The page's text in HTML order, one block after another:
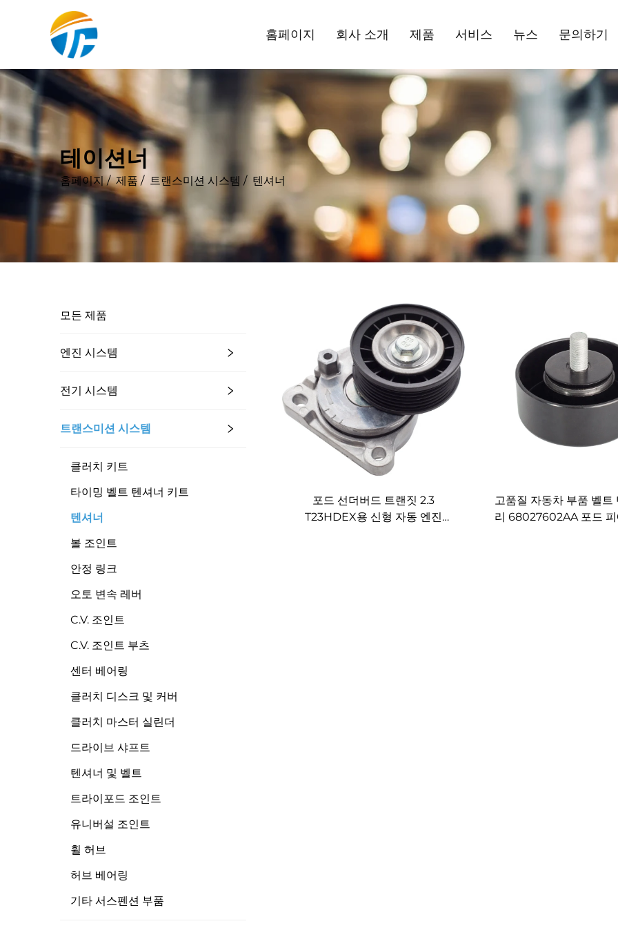
홈페이지 회사 소개 제품 서비스 뉴스 문의하기
테이션너
홈페이지/제품 / 트랜스미션 시스템 / 텐셔너
모든 제품
엔진 시스템
전기 시스템
트랜스미션 시스템
클러치 키트
타이밍 벨트 텐셔너 키트
텐셔너
볼 조인트
안정 링크
오토 변속 레버
C.V. 조인트
C.V. 조인트 부츠
센터 베어링
클러치 디스크 및 커버
클러치 마스터 실린더
드라이브 샤프트
텐셔너 및 벨트
트라이포드 조인트
유니버설 조인트
휠 허브
허브 베어링
기타 서스펜션 부품
포드 선더버드 트랜짓 2.3
T23HDEX용 신형 자동 엔진
고품질 자동차 부품 벨트
리 68027602AA 포드